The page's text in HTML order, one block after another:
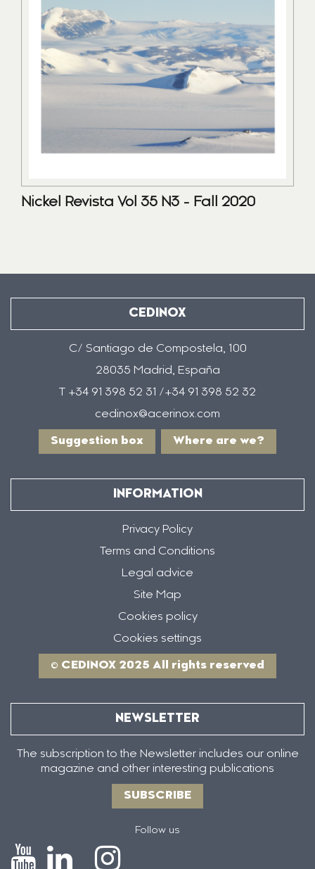
Nickel Revista Vol 35 N3 - Fall 2020
CEDINOX
C/ Santiago de Compostela, 100
28035 Madrid, España
T +34 91 398 52 31 /+34 91 398 52 32
cedinox@acerinox.com
Suggestion box Where are we?
INFORMATION
Privacy Policy
Terms and Conditions
Legal advice
Site Map
Cookies policy
Cookies settings
© CEDINOX 2025 All rights reserved
NEWSLETTER
The subscription to the Newsletter includes our online
magazine and other interesting publications
SUBSCRIBE
Follow us
Icono
IconoIcono